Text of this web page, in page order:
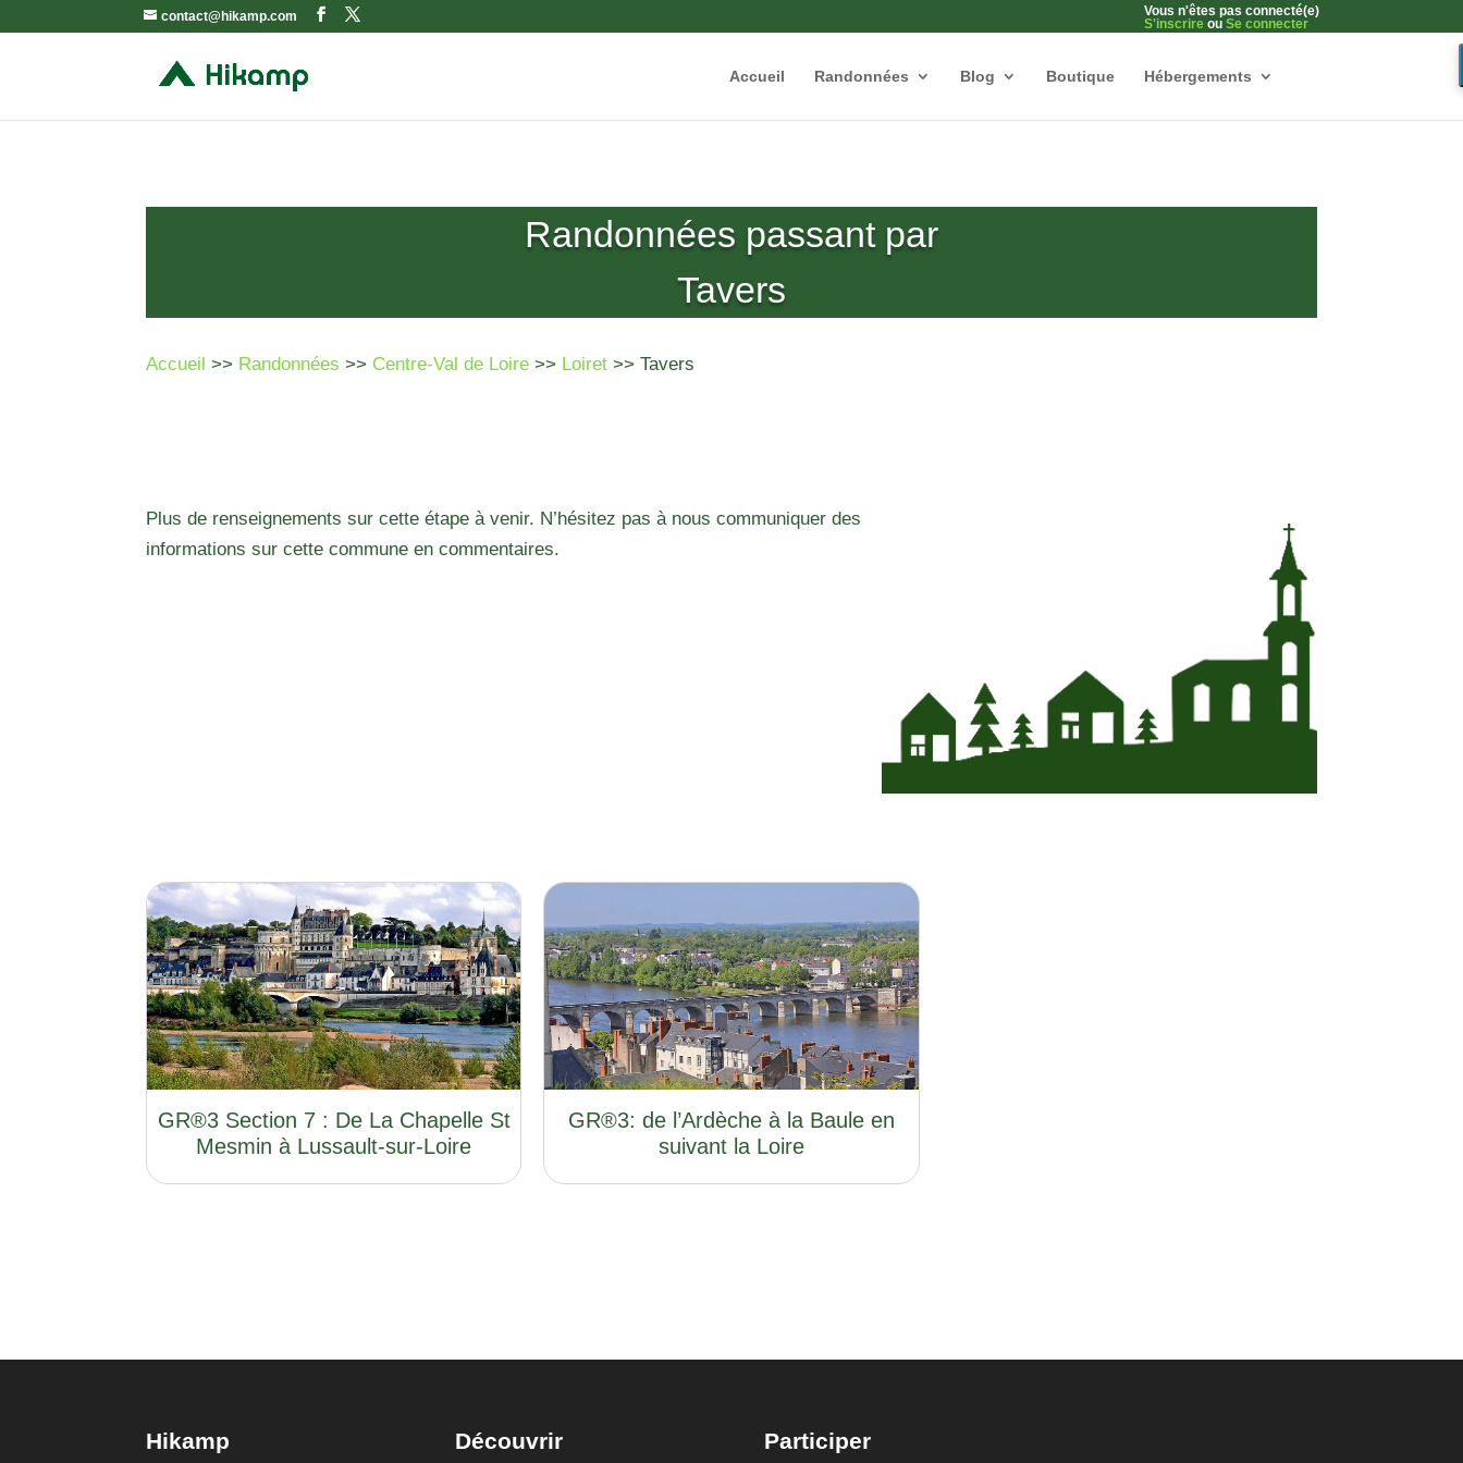
contact@hikamp.com
Vous n'êtes pas connecté(e)
S'inscrire ou Se connecter
Accueil Randonnées Blog Boutique Hébergements
Randonnées passant par
Tavers
Accueil >> Randonnées >> Centre-Val de Loire >> Loiret >> Tavers
Plus de renseignements sur cette étape à venir. N’hésitez pas à nous communiquer des
informations sur cette commune en commentaires.
GR®3 Section 7 : De La Chapelle St
Mesmin à Lussault-sur-Loire
GR®3: de l’Ardèche à la Baule en
suivant la Loire
Hikamp Découvrir Participer